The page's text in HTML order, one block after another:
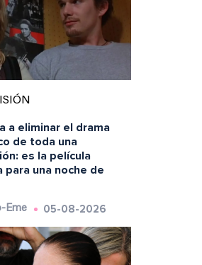
a eliminar el drama
de toda una
es la película
una noche de
Eme 05-08-2026